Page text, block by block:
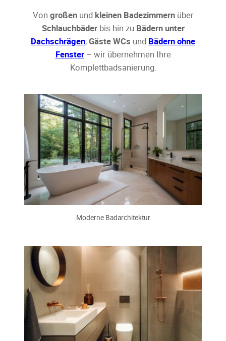
Von großenund kleinen Badezimmernüber
Schlauchbäderbis hin zu Bädern unter
Dachschrägen,Gäste WCs und Bädern ohne
Fenster– wir übernehmen Ihre
Komplettbadsanierung.
Moderne Badarchitektur